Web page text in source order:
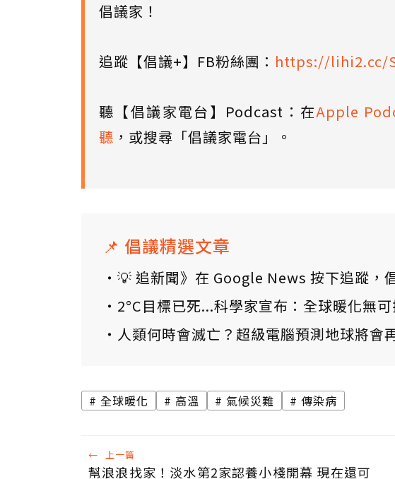
倡議家！
追蹤【倡議+】FB粉絲團： https://lihi2.cc/
聽【倡議家電台】Podcast：在Apple
聽 ，或搜尋「倡議家電台」。
📌 倡議精選文章
💡 追新聞》在 Google News 按下追蹤，
2°C目標已死...科學家宣布：全球暖化無
人類何時會滅亡？超級電腦預測地球將會
全球暖化 高溫 氣候災難 傳染病
← 上一篇
幫浪浪找家！淡水第2家認養小棧開幕 現在還可